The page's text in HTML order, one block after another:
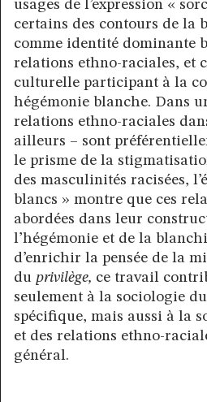
usages de l’expression «
certains des contours de la
comme identité dominante
relations ethno-raciales, et
culturelle participant à la
hégémonie blanche. Dans
relations ethno-raciales
ailleurs – sont
le prisme de la
des masculinités racisées,
blancs » montre que ces
abordées dans leur
l’hégémonie et de la
d’enrichir la pensée de la
du privilège, ce travail
seulement à la sociologie
spécifique, mais aussi à la
et des relations ethno-
général.